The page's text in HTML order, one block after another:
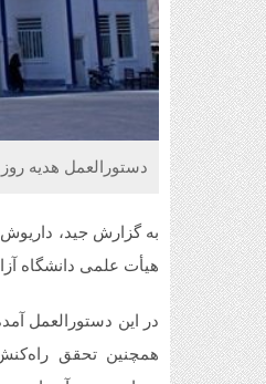
دستورالعمل هدیه
به گزارش جید،
هیأت علمی دانشگاه
در این دستورالعمل
همچنین تحقق